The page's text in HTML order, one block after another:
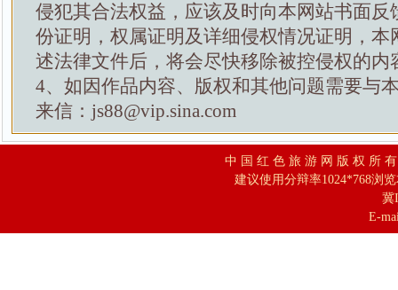
侵犯其合法权益，应该及时向本网站书面反
份证明，权属证明及详细侵权情况证明，本
述法律文件后，将会尽快移除被控侵权的内
4、如因作品内容、版权和其他问题需要与
来信：js88@vip.sina.com
中 国 红 色 旅 游 网 版 权 所
建议使用分辩率1024*768浏
冀
E-